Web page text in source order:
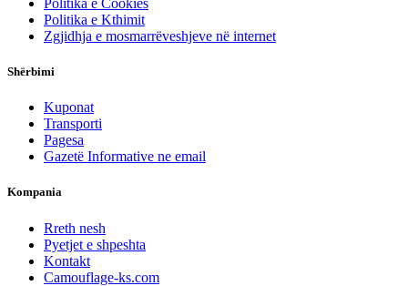
Politika e Cookies
Politika e Kthimit
Zgjidhja e mosmarrëveshjeve në internet
Shërbimi
Kuponat
Transporti
Pagesa
Gazetë Informative ne email
Kompania
Rreth nesh
Pyetjet e shpeshta
Kontakt
Camouflage-ks.com